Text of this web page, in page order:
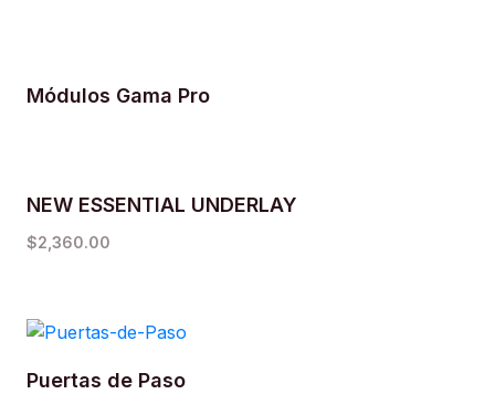
Módulos Gama Pro
NEW ESSENTIAL UNDERLAY
$2,360.00
Puertas de Paso